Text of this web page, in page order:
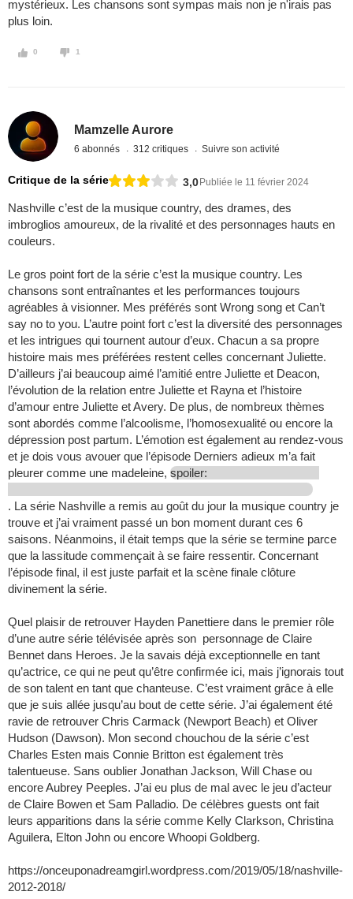
mystérieux. Les chansons sont sympas mais non je n'irais pas
plus loin.
0 1
Mamzelle Aurore
6 abonnés 312 critiques Suivre son activité
Critique de la série 3,0Publiée le 11 février 2024
Nashville c’est de la musique country, des drames, des
imbroglios amoureux, de la rivalité et des personnages hauts en
couleurs.
Le gros point fort de la série c’est la musique country. Les
chansons sont entraînantes et les performances toujours
agréables à visionner. Mes préférés sont Wrong song et Can’t
say no to you. L’autre point fort c’est la diversité des personnages
et les intrigues qui tournent autour d’eux. Chacun a sa propre
histoire mais mes préférées restent celles concernant Juliette.
D’ailleurs j’ai beaucoup aimé l’amitié entre Juliette et Deacon,
l’évolution de la relation entre Juliette et Rayna et l’histoire
d’amour entre Juliette et Avery. De plus, de nombreux thèmes
sont abordés comme l’alcoolisme, l’homosexualité ou encore la
dépression post partum. L’émotion est également au rendez-vous
et je dois vous avouer que l’épisode Derniers adieux m’a fait
pleurer comme une madeleine, spoiler:
. La série Nashville a remis au goût du jour la musique country je
trouve et j’ai vraiment passé un bon moment durant ces 6
saisons. Néanmoins, il était temps que la série se termine parce
que la lassitude commençait à se faire ressentir. Concernant
l’épisode final, il est juste parfait et la scène finale clôture
divinement la série.
Quel plaisir de retrouver Hayden Panettiere dans le premier rôle
d’une autre série télévisée après son personnage de Claire
Bennet dans Heroes. Je la savais déjà exceptionnelle en tant
qu’actrice, ce qui ne peut qu’être confirmée ici, mais j’ignorais tout
de son talent en tant que chanteuse. C’est vraiment grâce à elle
que je suis allée jusqu’au bout de cette série. J’ai également été
ravie de retrouver Chris Carmack (Newport Beach) et Oliver
Hudson (Dawson). Mon second chouchou de la série c’est
Charles Esten mais Connie Britton est également très
talentueuse. Sans oublier Jonathan Jackson, Will Chase ou
encore Aubrey Peeples. J’ai eu plus de mal avec le jeu d’acteur
de Claire Bowen et Sam Palladio. De célèbres guests ont fait
leurs apparitions dans la série comme Kelly Clarkson, Christina
Aguilera, Elton John ou encore Whoopi Goldberg.
https://onceuponadreamgirl.wordpress.com/2019/05/18/nashville-
2012-2018/